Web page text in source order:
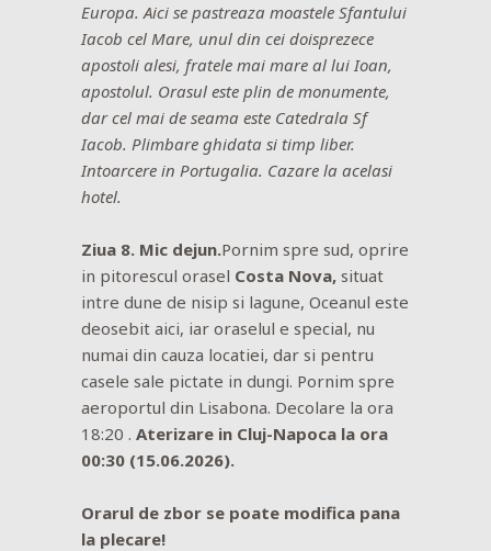
Europa. Aici se pastreaza moastele Sfantului
Iacob cel Mare, unul din cei doisprezece
apostoli alesi, fratele mai mare al lui Ioan,
apostolul. Orasul este plin de monumente,
dar cel mai de seama este Catedrala Sf
Iacob. Plimbare ghidata si timp liber.
Intoarcere in Portugalia. Cazare la acelasi
hotel.
Ziua 8. Mic dejun.Pornim spre sud, oprire
in pitorescul orasel Costa Nova, situat
intre dune de nisip si lagune, Oceanul este
deosebit aici, iar oraselul e special, nu
numai din cauza locatiei, dar si pentru
casele sale pictate in dungi. Pornim spre
aeroportul din Lisabona. Decolare la ora
18:20 . Aterizare in Cluj-Napoca la ora
00:30 (15.06.2026).
Orarul de zbor se poate modifica pana
la plecare!